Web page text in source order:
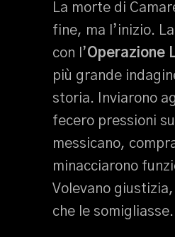
La morte di
fine, ma l’inizio.
con l’Operazione
più grande
storia. Inviarono
fecero pressioni
messicano,
minacciarono
Volevano
che le somigliasse.